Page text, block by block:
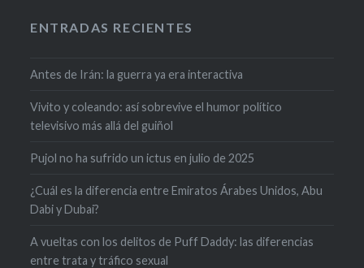
ENTRADAS RECIENTES
Antes de Irán: la guerra ya era interactiva
Vivito y coleando: así sobrevive el humor político
televisivo más allá del guiñol
Pujol no ha sufrido un ictus en julio de 2025
¿Cuál es la diferencia entre Emiratos Árabes Unidos, Abu
Dabi y Dubai?
A vueltas con los delitos de Puff Daddy: las diferencias
entre trata y tráfico sexual